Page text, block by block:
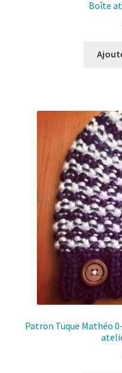
Boîte
Patron Tuque Mathéo